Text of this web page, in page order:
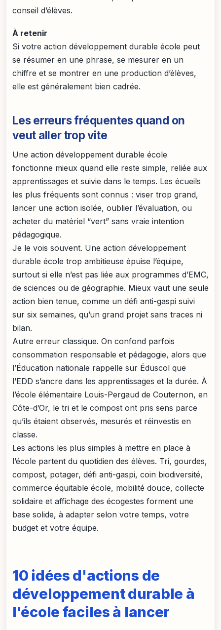
conseil d’élèves.
À retenir
Si votre action développement durable école peut
se résumer en une phrase, se mesurer en un
chiffre et se montrer en une production d’élèves,
elle est généralement bien cadrée.
Les erreurs fréquentes quand on
veut aller trop vite
Une action développement durable école
fonctionne mieux quand elle reste simple, reliée aux
apprentissages et suivie dans le temps. Les écueils
les plus fréquents sont connus : viser trop grand,
lancer une action isolée, oublier l’évaluation, ou
acheter du matériel “vert” sans vraie intention
pédagogique.
Je le vois souvent. Une action développement
durable école trop ambitieuse épuise l’équipe,
surtout si elle n’est pas liée aux programmes d’EMC,
de sciences ou de géographie. Mieux vaut une seule
action bien tenue, comme un défi anti-gaspi suivi
sur six semaines, qu’un grand projet sans traces ni
bilan.
Autre erreur classique. On confond parfois
consommation responsable et pédagogie, alors que
l’Éducation nationale rappelle sur Éduscol que
l’EDD s’ancre dans les apprentissages et la durée. À
l’école élémentaire Louis-Pergaud de Couternon, en
Côte-d’Or, le tri et le compost ont pris sens parce
qu’ils étaient observés, mesurés et réinvestis en
classe.
Les actions les plus simples à mettre en place à
l’école partent du quotidien des élèves. Tri, gourdes,
compost, potager, défi anti-gaspi, coin biodiversité,
commerce équitable école, mobilité douce, collecte
solidaire et affichage des écogestes forment une
base solide, à adapter selon votre temps, votre
budget et votre équipe.
10 idées d'actions de
développement durable à
l'école faciles à lancer